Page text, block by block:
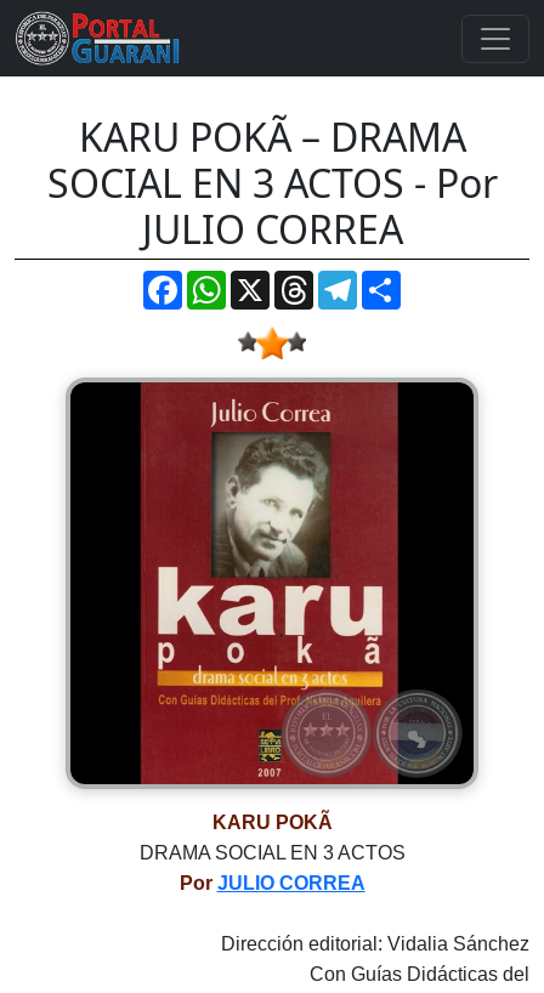
KARU POKÃ – DRAMA
SOCIAL EN 3 ACTOS - Por
JULIO CORREA
FacebookWhatsApp
X ThreadsTelegram
KARU POKÃ
DRAMA SOCIAL EN 3 ACTOS
Por JULIO CORREA
Dirección editorial: Vidalia Sánchez
Con Guías Didácticas del